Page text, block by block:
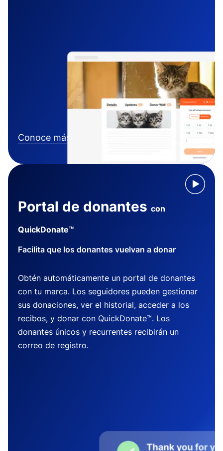
Conoce más
Portal de donantes con
QuickDonate™
Facilita que los donantes vuelvan a donar
Obtén automáticamente un portal de donantes
con tu marca. Los seguidores pueden gestionar
sus donaciones, ver el historial, acceder a los
recibos, y donar con QuickDonate™. Los
donantes únicos y recurrentes recibirán un
correo de registro.